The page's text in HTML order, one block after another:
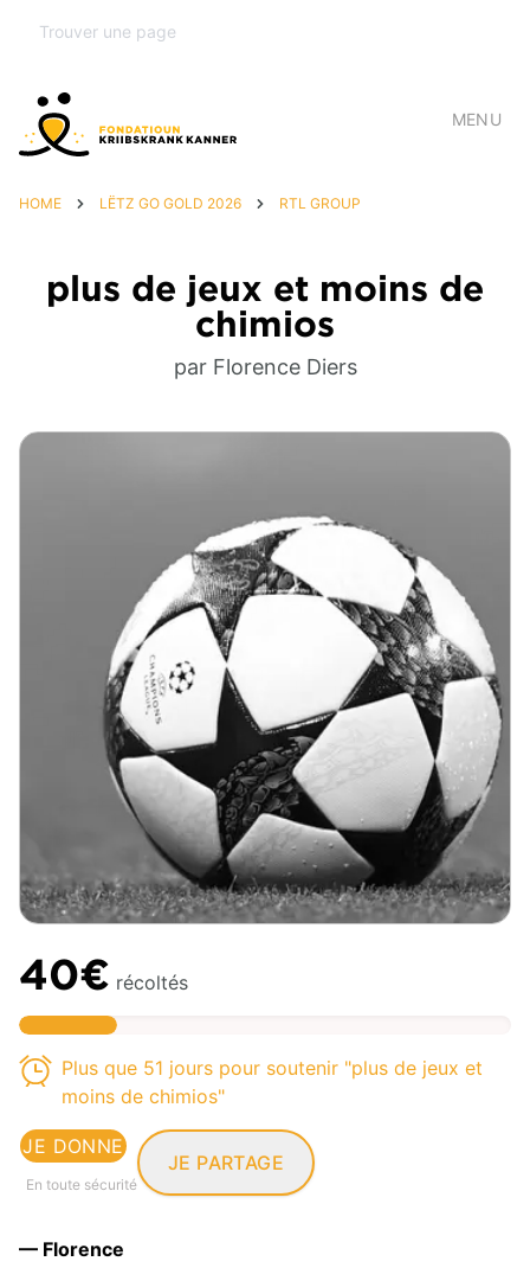
MENU
HOME LËTZ GO GOLD 2026 RTL GROUP
plus de jeux et moins de
chimios
par Florence Diers
40€ récoltés
Plus que 51 jours pour soutenir "plus de jeux et
moins de chimios"
JE DONNE
En toute sécurité
JE PARTAGE
— Florence